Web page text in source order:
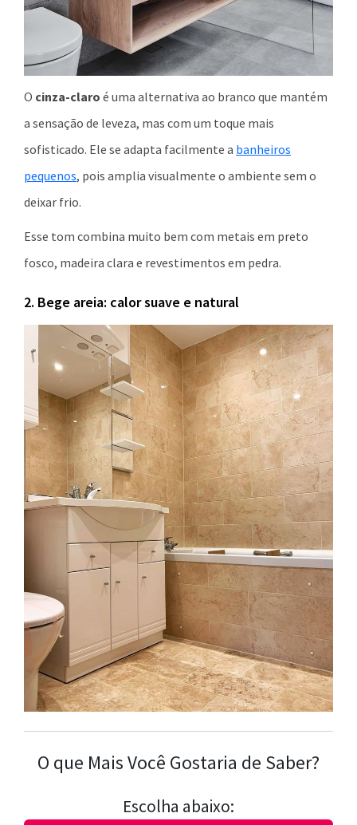
O cinza-claro é uma alternativa ao branco que mantém
a sensação de leveza, mas com um toque mais
sofisticado. Ele se adapta facilmente a banheiros
pequenos, pois amplia visualmente o ambiente sem o
deixar frio.
Esse tom combina muito bem com metais em preto
fosco, madeira clara e revestimentos em pedra.
2. Bege areia: calor suave e natural
O que Mais Você Gostaria de Saber?
Escolha abaixo: